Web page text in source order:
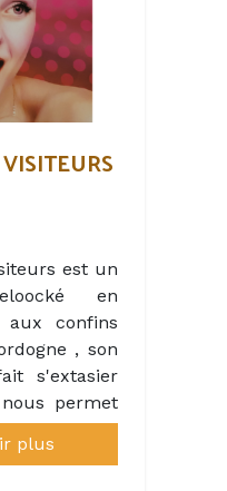
champ
diversifié
nouvelles
Eau
du Lot
répartis sur
sites du
est un
en
aux confins
, son
s'extasier
permet
cadre fun.
est
plus